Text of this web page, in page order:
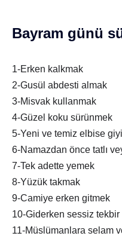
Bayram günü
1-Erken kalkmak
2-Gusül abdesti almak
3-Misvak kullanmak
4-Güzel koku sürünmek
5-Yeni ve temiz elbise
6-Namazdan önce tatlı
7-Tek adette yemek
8-Yüzük takmak
9-Camiye erken gitmek
10-Giderken sessiz
11-Müslümanlara selam